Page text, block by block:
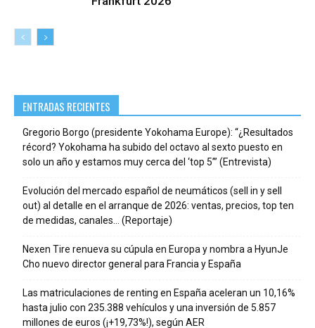
ENTRADAS RECIENTES
Gregorio Borgo (presidente Yokohama Europe): “¿Resultados
récord? Yokohama ha subido del octavo al sexto puesto en
solo un año y estamos muy cerca del ‘top 5’” (Entrevista)
Evolución del mercado español de neumáticos (sell in y sell
out) al detalle en el arranque de 2026: ventas, precios, top ten
de medidas, canales… (Reportaje)
Nexen Tire renueva su cúpula en Europa y nombra a HyunJe
Cho nuevo director general para Francia y España
Las matriculaciones de renting en España aceleran un 10,16%
hasta julio con 235.388 vehículos y una inversión de 5.857
millones de euros (¡+19,73%!), según AER